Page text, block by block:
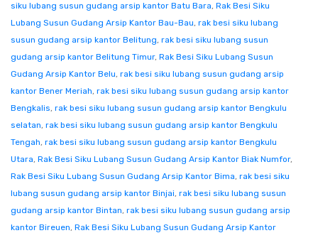
siku lubang susun gudang arsip kantor Batu Bara, Rak Besi Siku
Lubang Susun Gudang Arsip Kantor Bau-Bau, rak besi siku lubang
susun gudang arsip kantor Belitung, rak besi siku lubang susun
gudang arsip kantor Belitung Timur, Rak Besi Siku Lubang Susun
Gudang Arsip Kantor Belu, rak besi siku lubang susun gudang arsip
kantor Bener Meriah, rak besi siku lubang susun gudang arsip kantor
Bengkalis, rak besi siku lubang susun gudang arsip kantor Bengkulu
selatan, rak besi siku lubang susun gudang arsip kantor Bengkulu
Tengah, rak besi siku lubang susun gudang arsip kantor Bengkulu
Utara, Rak Besi Siku Lubang Susun Gudang Arsip Kantor Biak Numfor,
Rak Besi Siku Lubang Susun Gudang Arsip Kantor Bima, rak besi siku
lubang susun gudang arsip kantor Binjai, rak besi siku lubang susun
gudang arsip kantor Bintan, rak besi siku lubang susun gudang arsip
kantor Bireuen, Rak Besi Siku Lubang Susun Gudang Arsip Kantor